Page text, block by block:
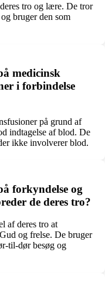
tro og lære. De tror
bruger den som
medicinsk
i forbindelse
på grund af
indtagelse af blod. De
ikke involverer blod.
forkyndelse og
de deres tro?
af deres tro at
og frelse. De bruger
til-dør besøg og